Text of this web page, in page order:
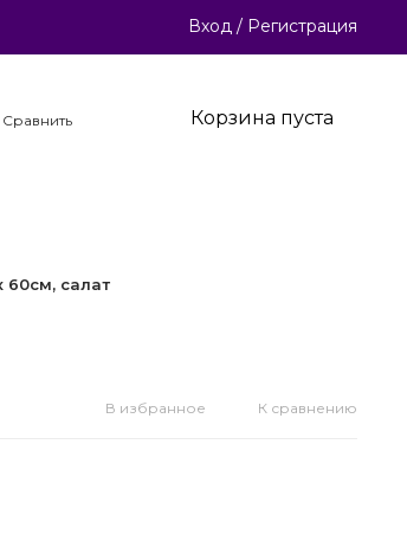
Вход / Регистрация
Сравнить Корзина пуста
60см, салат
В избранное К сравнению